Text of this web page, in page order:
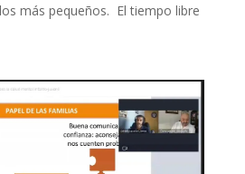
más pequeños. El tiempo libre